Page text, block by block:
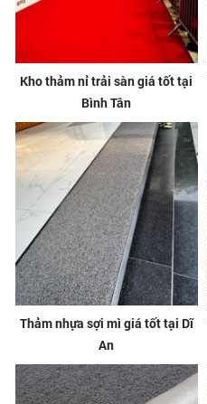
Kho thảm nỉ trải sàn giá tốt tại
Bình Tân
Thảm nhựa sợi mì giá tốt tại Dĩ
An